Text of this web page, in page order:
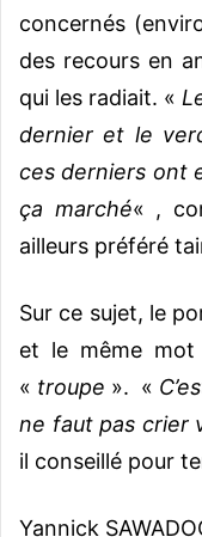
concernés
des recours en
qui les radiait. «
dernier et le
ces derniers ont
ça marché« ,
ailleurs préféré
Sur ce sujet, le
et le même mot
« troupe ». «
ne faut pas crier
il conseillé pour
Yannick